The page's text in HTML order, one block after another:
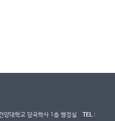
대학교 담곡학사 1층 행정실
TEL: